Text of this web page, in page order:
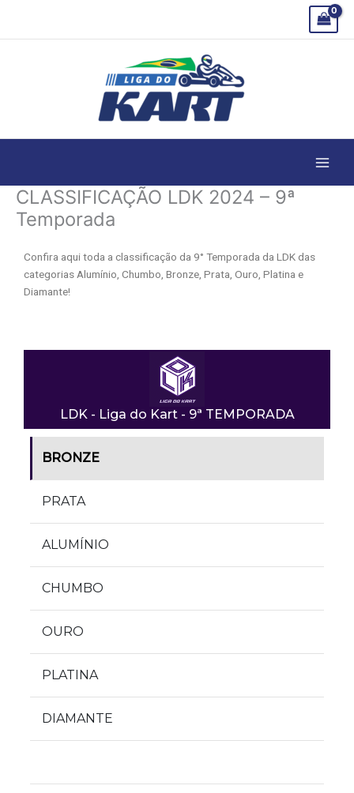
o
CLASSIFICAÇÃO LDK 2024 – 9ª
Temporada
Confira aqui toda a classificação da 9° Temporada da LDK das
categorias Alumínio, Chumbo, Bronze, Prata, Ouro, Platina e
Diamante!